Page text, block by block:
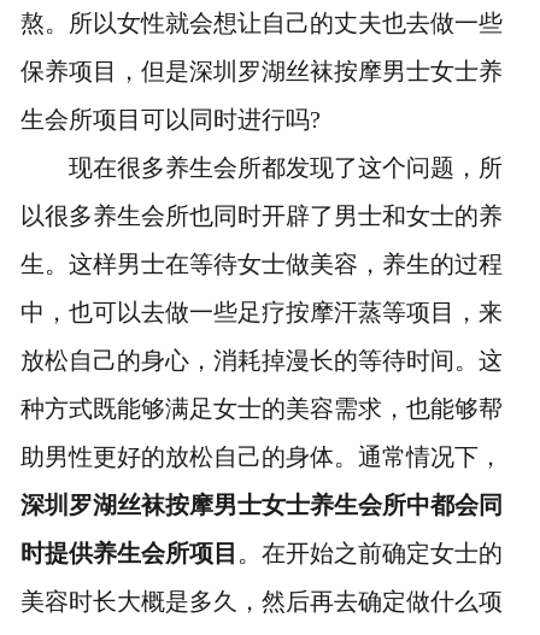
熬。所以女性就会想让自己的丈夫也去做一些
保养项目，但是深圳罗湖丝袜按摩男士女士养
生会所项目可以同时进行吗?
现在很多养生会所都发现了这个问题，所
以很多养生会所也同时开辟了男士和女士的养
生。这样男士在等待女士做美容，养生的过程
中，也可以去做一些足疗按摩汗蒸等项目，来
放松自己的身心，消耗掉漫长的等待时间。这
种方式既能够满足女士的美容需求，也能够帮
助男性更好的放松自己的身体。通常情况下，
深圳罗湖丝袜按摩男士女士养生会所中都会同
时提供养生会所项目 。在开始之前确定女士的
美容时长大概是多久，然后再去确定做什么项